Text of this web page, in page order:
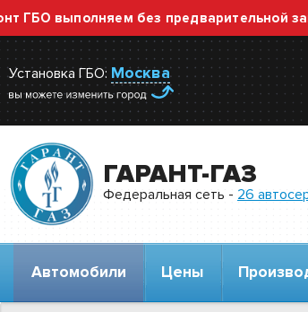
выполняем без предварительной
Установка ГБО: Москва
ГАРАНТ-ГАЗ
Федеральная сеть - 26
Автомобили Цены